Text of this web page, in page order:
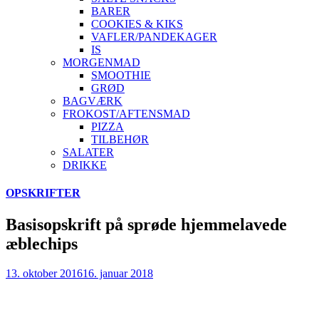
BARER
COOKIES & KIKS
VAFLER/PANDEKAGER
IS
MORGENMAD
SMOOTHIE
GRØD
BAGVÆRK
FROKOST/AFTENSMAD
PIZZA
TILBEHØR
SALATER
DRIKKE
Skip
content
OPSKRIFTER
Basisopskrift på sprøde hjemmelavede
æblechips
13. oktober 201616. januar 2018